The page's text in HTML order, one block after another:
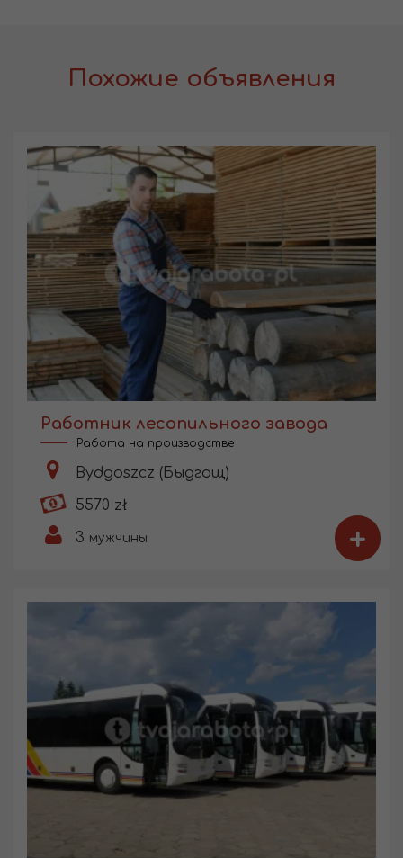
Похожие объявления
Работник лесопильного завода
Работа на производстве
Bydgoszcz (Быдгощ)
5570 zł
3 мужчины +